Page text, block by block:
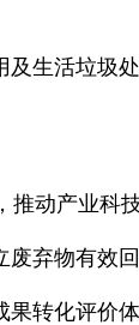
生活垃圾
动产业科技
弃物有效
转化评价